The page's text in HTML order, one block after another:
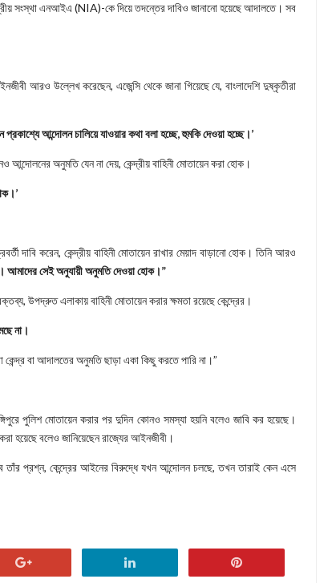
সংস্থা এনআইএ (NIA)-কে দিয়ে তদন্তের দাবিও জানানো হয়েছে আদালতে। সব
আরও উল্লেখ করেছেন, এজেন্সি থেকে জানা গিয়েছে যে, বাংলাদেশি দুষ্কৃতীরা
আন্দোলন চালিয়ে যাওয়ার কথা বলা হচ্ছে, হুমকি দেওয়া হচ্ছে।’
অনুমতি যেন না দেয়, কেন্দ্রীয় বাহিনী মোতায়েন করা হোক।
দাবি করেন, কেন্দ্রীয় বাহিনী মোতায়েন রাখার মেয়াদ বাড়ানো হোক। তিনি আরও
আমাদের সেই অনুযায়ী অনুমতি দেওয়া হোক।”
উপদ্রুত এলাকায় বাহিনী মোতায়েন করার ক্ষমতা রয়েছে কেন্দ্রের।
না।
বা আদালতের অনুমতি ছাড়া একা কিছু করতে পারি না।”
পুলিশ মোতায়েন করার পর দুদিন কোনও সমস্যা হয়নি বলেও জাবি কর হয়েছে।
হয়েছে বলেও জানিয়েছেন রাজ্যের আইনজীবী।
তাঁর প্রশ্ন, কেন্দ্রের আইনের বিরুদ্ধে যখন আন্দোলন চলছে, তখন তারাই কেন এসে